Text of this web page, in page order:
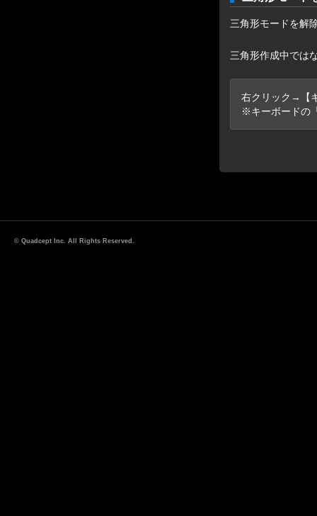
三角形モードを解
三角形作成中では
右クリック→【
※キーボードの
© Quadcept Inc. All Rights Reserved.